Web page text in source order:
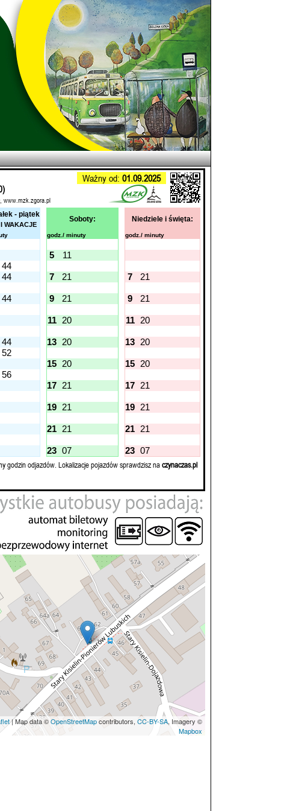
Ważny od: 01.09.2025
www.mzk.zgora.pl
- piątek
WAKACJE
Soboty: Niedziele i święta:
godz./ minuty godz./ minuty
5
11
44
44 7 21 7
21
44 9 21 9
21
11 20 11
20
44 13 20 13 20
52
15 20 15 20
56
17 21 17 21
19 21 19 21
21 21 21 21
23 07 23 07
godzin odjazdów. Lokalizacje pojazdów sprawdzisz naczynaczas.pl
| Map data ©OpenStreetMapcontributors, CC-BY-SA, Imagery ©
Mapbox